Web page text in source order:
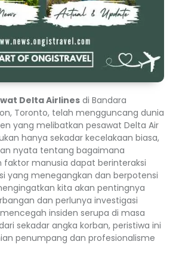
Delta Airlines di Bandara
Toronto, telah mengguncang dunia
yang melibatkan pesawat Delta Air
hanya sekadar kecelakaan biasa,
nyata tentang bagaimana
faktor manusia dapat berinteraksi
yang menegangkan dan berpotensi
kita akan pentingnya
dan perlunya investigasi
insiden serupa di masa
sekadar angka korban, peristiwa ini
penumpang dan profesionalisme